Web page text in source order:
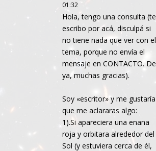
01:32
Hola, tengo una consulta (te
escribo por acá, disculpá si
no tiene nada que ver con el
tema, porque no envía el
mensaje en CONTACTO. De
ya, muchas gracias).
Soy «escritor» y me gustaría
que me aclararas algo:
1).Si apareciera una enana
roja y orbitara alrededor del
Sol (y estuviera cerca de él,